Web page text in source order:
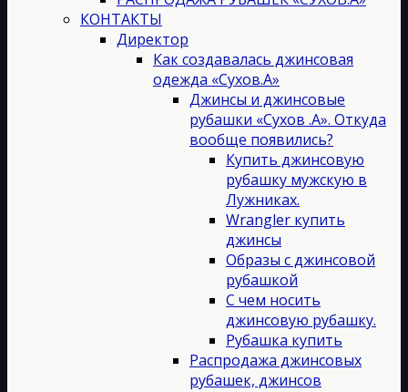
КОНТАКТЫ
Директор
Как создавалась джинсовая
одежда «Сухов.А»
Джинсы и джинсовые
рубашки «Сухов .А». Откуда
вообще появились?
Купить джинсовую
рубашку мужскую в
Лужниках.
Wrangler купить
джинсы
Образы с джинсовой
рубашкой
С чем носить
джинсовую рубашку.
Рубашка купить
Распродажа джинсовых
рубашек, джинсов